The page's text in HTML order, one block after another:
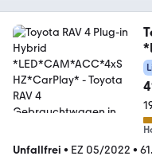
Unfallfrei • EZ 05/2022 •